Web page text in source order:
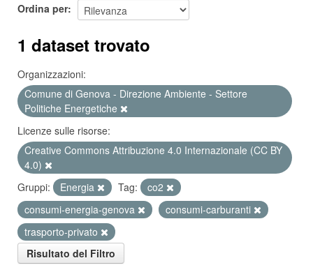
Ordina per
1 dataset trovato
Organizzazioni:
Comune di Genova - Direzione Ambiente - Settore
Politiche Energetiche
Licenze sulle risorse:
Creative Commons Attribuzione 4.0 Internazionale (CC BY
4.0)
Gruppi:
Energia Tag:
co2
consumi-energia-genova
consumi-carburanti
trasporto-privato
Risultato del Filtro